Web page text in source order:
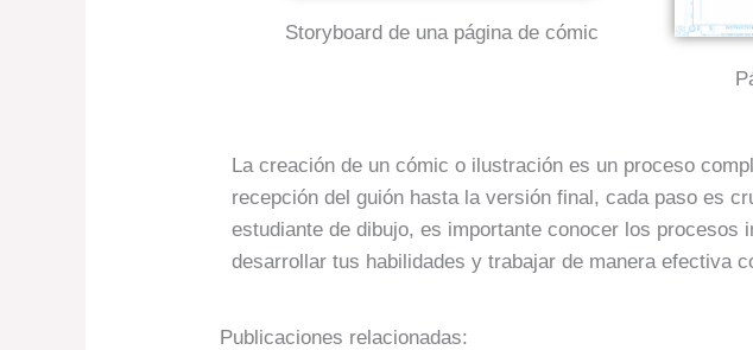
Storyboard de una página de cómic
La creación de un cómic o ilustración es un proceso
recepción del guión hasta la versión final, cada paso es
estudiante de dibujo, es importante conocer los
desarrollar tus habilidades y trabajar de manera efectiva
Publicaciones relacionadas: